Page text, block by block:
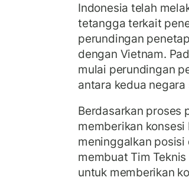
Indonesia telah
tetangga terkait
perundingan
dengan Vietnam.
mulai perundingan
antara kedua
Berdasarkan proses
memberikan
meninggalkan
membuat Tim
untuk memberikan